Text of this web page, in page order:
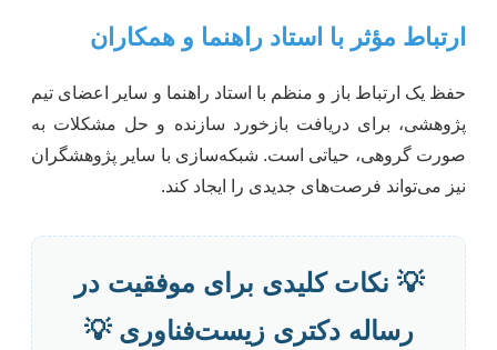
ارتباط مؤثر با استاد راهنما و همکاران
حفظ یک ارتباط باز و منظم با استاد راهنما و سایر اعضای تیم
پژوهشی، برای دریافت بازخورد سازنده و حل مشکلات به
صورت گروهی، حیاتی است. شبکه‌سازی با سایر پژوهشگران
نیز می‌تواند فرصت‌های جدیدی را ایجاد کند.
💡 نکات کلیدی برای موفقیت در
رساله دکتری زیست‌فناوری 💡